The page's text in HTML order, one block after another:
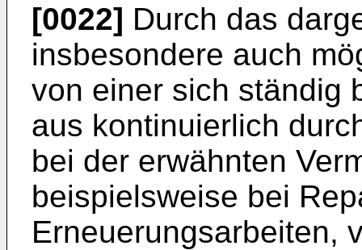
[0022] Durch das
insbesondere auch
von einer sich ständig
aus kontinuierlich
bei der erwähnten
beispielsweise bei
Erneuerungsarbeiten,